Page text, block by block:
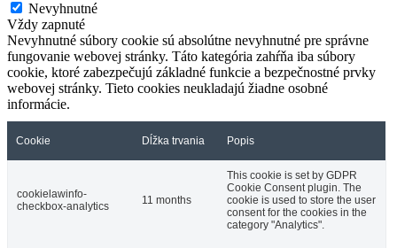
Nevyhnutné
Vždy zapnuté
Nevyhnutné súbory cookie sú absolútne nevyhnutné pre správne
fungovanie webovej stránky. Táto kategória zahŕňa iba súbory
cookie, ktoré zabezpečujú základné funkcie a bezpečnostné prvky
webovej stránky. Tieto cookies neukladajú žiadne osobné
informácie.
Cookie Dĺžka trvania Popis
cookielawinfo-
checkbox-analytics
11 months
This cookie is set by GDPR
Cookie Consent plugin. The
cookie is used to store the user
consent for the cookies in the
category "Analytics".